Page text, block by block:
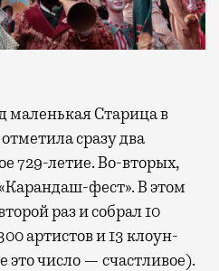
сразу два
729-летие. Во-вторых,
фест». В этом
раз и собрал 10
артистов и 13 клоун-
это число — счастливое).